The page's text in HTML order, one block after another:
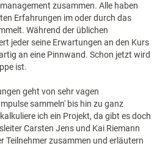
zusammen. Alle haben
Erfahrungen im oder durch das
Während der üblichen
jeder seine Erwartungen an den Kurs
an eine Pinnwand. Schon jetzt wird
ist.
geht von sehr vagen
sammeln' bis hin zu ganz
ich ein Projekt, da gibt es doch
Carsten Jens und Kai Riemann
Teilnehmer zusammen und erläutern